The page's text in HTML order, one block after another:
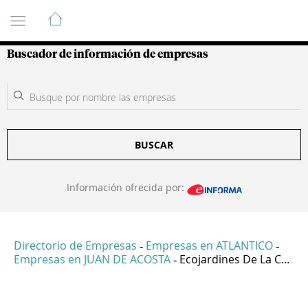
Guía de Empresas Colombianas
Buscador de información de empresas
BUSCAR
Información ofrecida por:
Directorio de Empresas - Empresas en ATLANTICO -
Empresas en JUAN DE ACOSTA - Ecojardines De La C...